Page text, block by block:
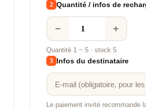
2 Quantité / infos de
− +
Quantité 1 ~ 5 · stock 5
3 Infos du destinataire
Le paiement invité recommande